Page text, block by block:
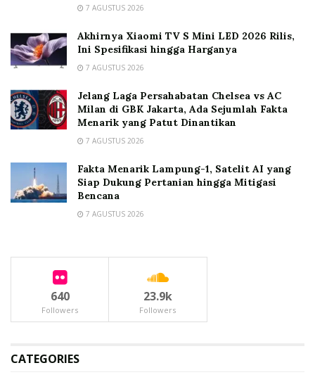
7 AGUSTUS 2026
Akhirnya Xiaomi TV S Mini LED 2026 Rilis,
Ini Spesifikasi hingga Harganya
7 AGUSTUS 2026
Jelang Laga Persahabatan Chelsea vs AC
Milan di GBK Jakarta, Ada Sejumlah Fakta
Menarik yang Patut Dinantikan
7 AGUSTUS 2026
Fakta Menarik Lampung-1, Satelit AI yang
Siap Dukung Pertanian hingga Mitigasi
Bencana
7 AGUSTUS 2026
640
Followers
23.9k
Followers
CATEGORIES